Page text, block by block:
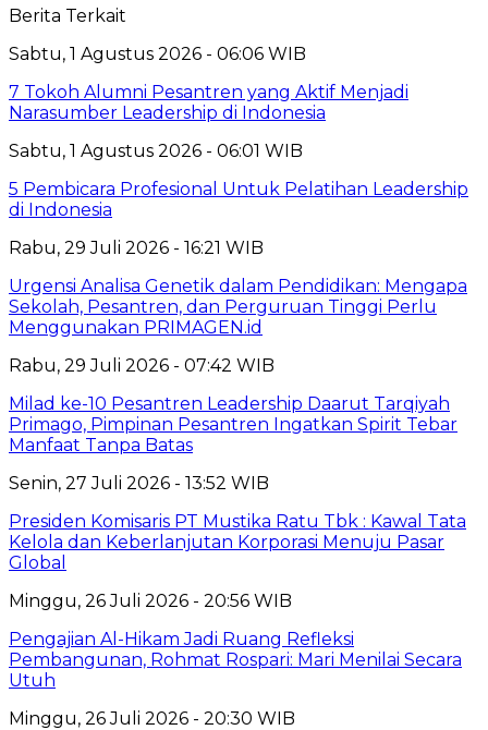
Berita Terkait
Sabtu, 1 Agustus 2026 - 06:06 WIB
7 Tokoh Alumni Pesantren yang Aktif Menjadi
Narasumber Leadership di Indonesia
Sabtu, 1 Agustus 2026 - 06:01 WIB
5 Pembicara Profesional Untuk Pelatihan Leadership
di Indonesia
Rabu, 29 Juli 2026 - 16:21 WIB
Urgensi Analisa Genetik dalam Pendidikan: Mengapa
Sekolah, Pesantren, dan Perguruan Tinggi Perlu
Menggunakan PRIMAGEN.id
Rabu, 29 Juli 2026 - 07:42 WIB
Milad ke-10 Pesantren Leadership Daarut Tarqiyah
Primago, Pimpinan Pesantren Ingatkan Spirit Tebar
Manfaat Tanpa Batas
Senin, 27 Juli 2026 - 13:52 WIB
Presiden Komisaris PT Mustika Ratu Tbk : Kawal Tata
Kelola dan Keberlanjutan Korporasi Menuju Pasar
Global
Minggu, 26 Juli 2026 - 20:56 WIB
Pengajian Al-Hikam Jadi Ruang Refleksi
Pembangunan, Rohmat Rospari: Mari Menilai Secara
Utuh
Minggu, 26 Juli 2026 - 20:30 WIB